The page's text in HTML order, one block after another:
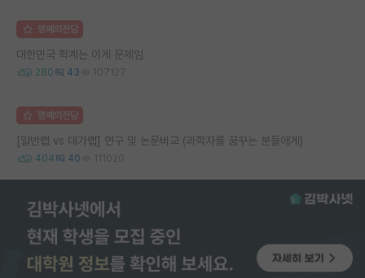
명예의전당
대한민국 학계는 이게 문제임
280 43 107127
명예의전당
[일반랩 vs 대가랩] 연구 및 논문비교 (과학자를 꿈꾸는 분들에게)
404 40 111020